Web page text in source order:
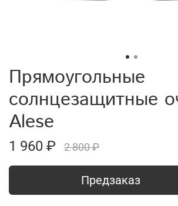
Прямоугольные
солнцезащитные
Alese
1 960 ₽ 2 800 ₽
Предзаказ